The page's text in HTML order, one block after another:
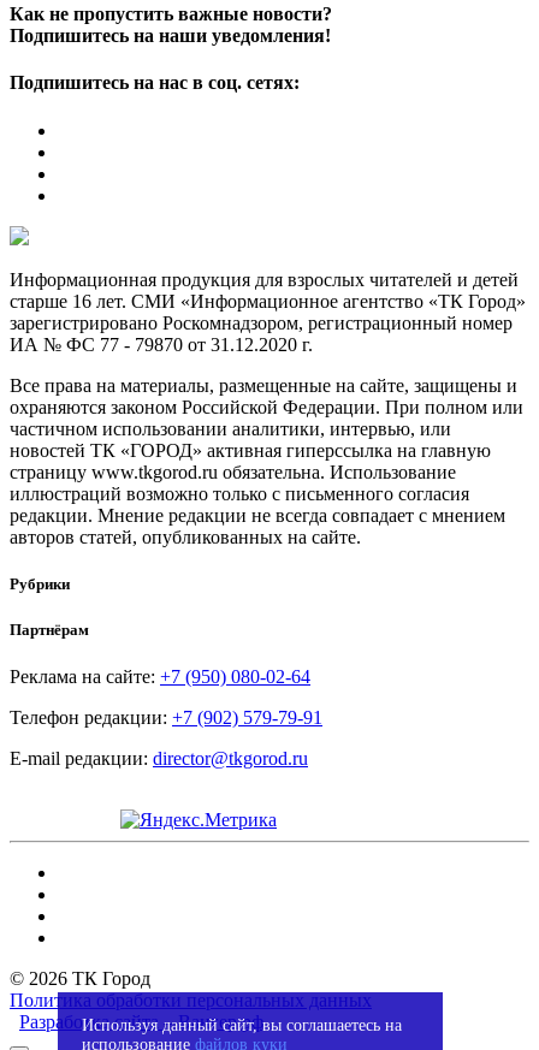
Как не пропустить важные новости?
Подпишитесь на наши уведомления!
Подпишитесь на нас в соц. сетях:
Информационная продукция для взрослых читателей и детей
старше 16 лет. СМИ «Информационное агентство «ТК Город»
зарегистрировано Роскомнадзором, регистрационный номер
ИА № ФС 77 - 79870 от 31.12.2020 г.
Все права на материалы, размещенные на сайте, защищены и
охраняются законом Российской Федерации. При полном или
частичном использовании аналитики, интервью, или
новостей ТК «ГОРОД» активная гиперссылка на главную
страницу www.tkgorod.ru обязательна. Использование
иллюстраций возможно только с письменного согласия
редакции. Мнение редакции не всегда совпадает с мнением
авторов статей, опубликованных на сайте.
Рубрики
Партнёрам
Реклама на сайте: +7 (950) 080-02-64
Телефон редакции: +7 (902) 579-79-91
E-mail редакции: director@tkgorod.ru
© 2026 ТК Город
Политика обработки персональных данных
Разработка сайта – Вангер.рф
Используя данный сайт, вы соглашаетесь на
использование файлов куки